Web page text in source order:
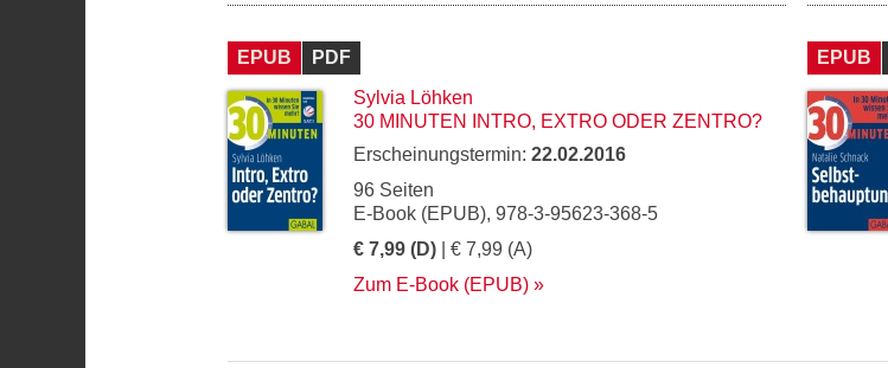
EPUB
PDF
Sylvia Löhken
30 MINUTEN INTRO, EXTRO ODER ZENTRO?
Erscheinungstermin: 22.02.2016
96 Seiten
E-Book (EPUB), 978-3-95623-368-5
€ 7,99 (D) | € 7,99 (A)
Zum E-Book (EPUB)
EPUB